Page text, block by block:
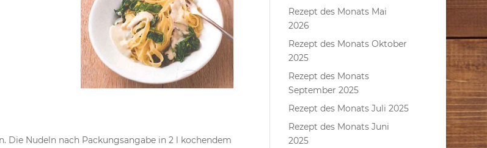
Die Nudeln nach Packungsangabe in 2 l kochendem
Rezept des Monats Mai
2026
Rezept des Monats Oktober
2025
Rezept des Monats
September 2025
Rezept des Monats Juli 2025
Rezept des Monats Juni
2025